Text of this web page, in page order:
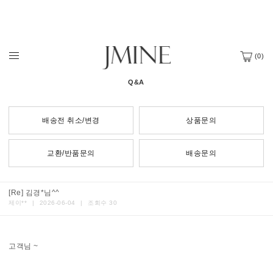
(0)
Q&A
배송전 취소/변경 상품문의
교환/반품문의 배송문의
[Re] 김경*님^^
제이** | 2026-06-04 | 조회수 30
고객님 ~